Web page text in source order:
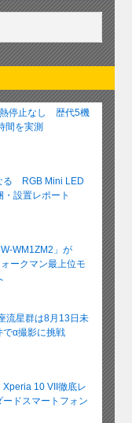
停止なし 歴代5機
間を実測
る RGB Mini LED
・設置レポート
WM1ZM2」が
ークマン最上位モ
流星群は8月13日未
α撮影に挑戦
Xperia 10 VII徹底レ
ドスマートフォン